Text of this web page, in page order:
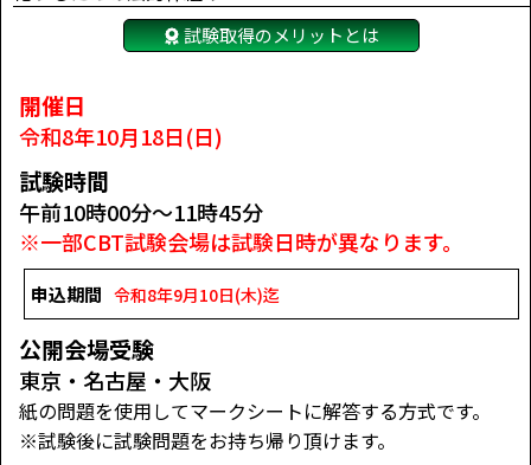
試験取得のメリットとは
開催日
令和8年10月18日(日)
試験時間
午前10時00分～11時45分
※一部CBT試験会場は試験日時が異なります。
申込期間 令和8年9月10日(木)迄
公開会場受験
東京・名古屋・大阪
紙の問題を使用してマークシートに解答する方式です。
※試験後に試験問題をお持ち帰り頂けます。